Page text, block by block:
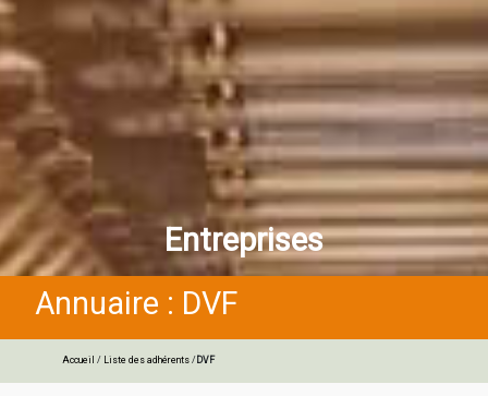
Entreprises
Annuaire : DVF
Accueil /Liste des adhérents/DVF